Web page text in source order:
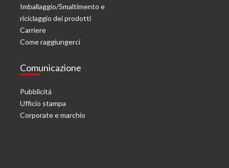
Imballaggio/Smaltimento e
riciclaggio dei prodotti
Carriere
Come raggiungerci
Comunicazione
Pubblicitá
Ufficio stampa
Corporate e marchio